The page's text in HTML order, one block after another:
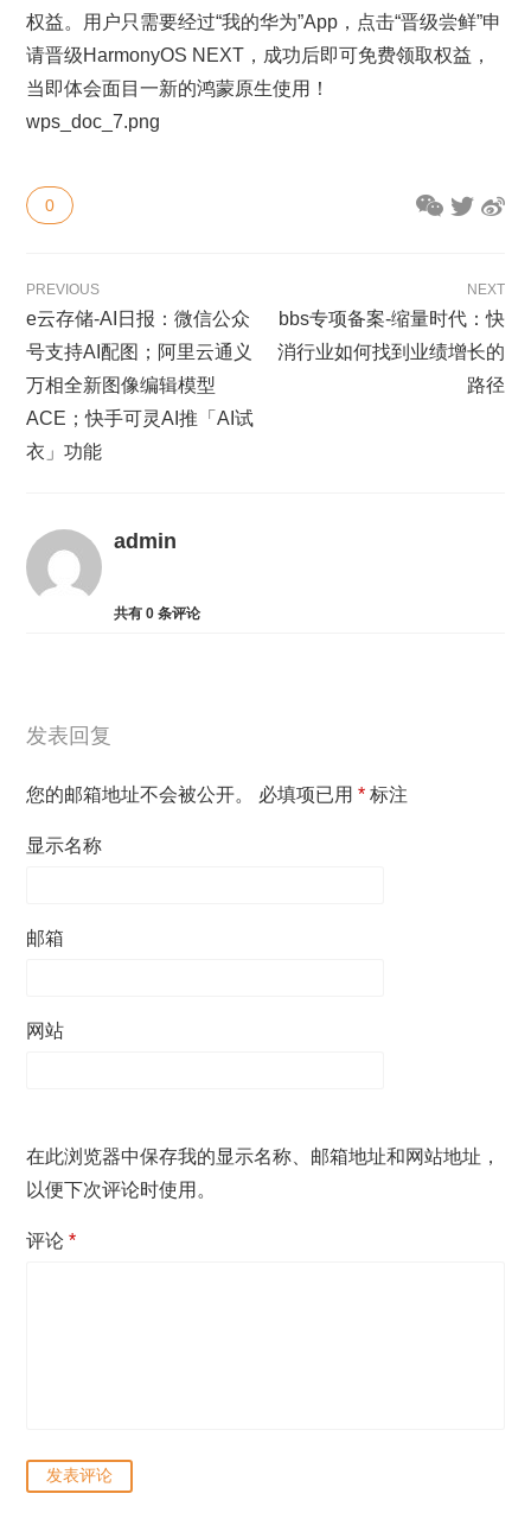
权益。用户只需要经过“我的华为”App，点击“晋级尝鲜”申
请晋级HarmonyOS NEXT，成功后即可免费领取权益，
当即体会面目一新的鸿蒙原生使用！
wps_doc_7.png
0
PREVIOUS
e云存储-AI日报：微信公众
号支持AI配图；阿里云通义
万相全新图像编辑模型
ACE；快手可灵AI推「AI试
衣」功能
NEXT
bbs专项备案-缩量时代：快
消行业如何找到业绩增长的
路径
admin
共有0 条评论
发表回复
您的邮箱地址不会被公开。 必填项已用* 标注
显示名称
邮箱
网站
在此浏览器中保存我的显示名称、邮箱地址和网站地址，
以便下次评论时使用。
评论*